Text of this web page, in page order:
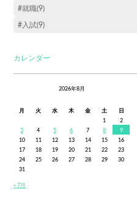
#就職(9)
#入試(9)
カレンダー
2026年8月
月 火 水 木 金 土
日
1
2
3
4 5 6 7 8
9
10
11 12 13 14 15
16
17
18 19 20 21 22
23
24
25 26 27 28 29
30
31
« 7月